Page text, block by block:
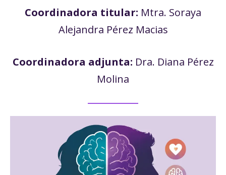
Coordinadora titular: Mtra. Soraya
Alejandra Pérez Macias
Coordinadora adjunta: Dra. Diana Pérez
Molina